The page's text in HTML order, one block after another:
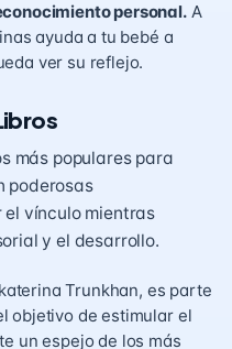
personal.A
ayuda a tu bebé a
ver su reflejo.
más populares para
poderosas
vínculo mientras
y el desarrollo.
Trunkhan, es parte
objetivo de estimular el
un espejo de los más